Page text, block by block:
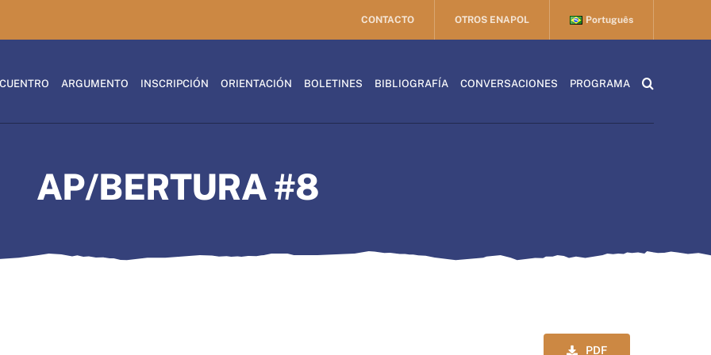
CONTACTO OTROS ENAPOL Português
ARGUMENTO INSCRIPCIÓN ORIENTACIÓN BOLETINES BIBLIOGRAFÍA CONVERSACIONES PROGRAMA
AP/BERTURA #8
PDF